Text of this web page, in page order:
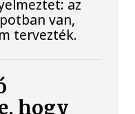
az
van,
tervezték.
hogy